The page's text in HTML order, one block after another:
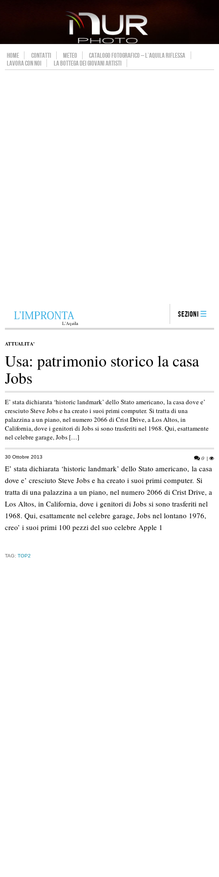
HOME CONTATTI METEO
CATALOGO FOTOGRAFICO – L’AQUILA RIFLESSA
LAVORA CON NOI
LA BOTTEGA DEI GIOVANI ARTISTI
Sezioni
ATTUALITA'
Usa: patrimonio storico la casa
Jobs
E’ stata dichiarata ‘historic landmark’ dello Stato americano, la casa dove e’
cresciuto Steve Jobs e ha creato i suoi primi computer. Si tratta di una
palazzina a un piano, nel numero 2066 di Crist Drive, a Los Altos, in
California, dove i genitori di Jobs si sono trasferiti nel 1968. Qui, esattamente
nel celebre garage, Jobs […]
30 Ottobre 2013 0 |
E’ stata dichiarata ‘historic landmark’ dello Stato americano, la casa
dove e’ cresciuto Steve Jobs e ha creato i suoi primi computer. Si
tratta di una palazzina a un piano, nel numero 2066 di Crist Drive, a
Los Altos, in California, dove i genitori di Jobs si sono trasferiti nel
1968. Qui, esattamente nel celebre garage, Jobs nel lontano 1976,
creo’ i suoi primi 100 pezzi del suo celebre Apple 1
TAG: TOP2